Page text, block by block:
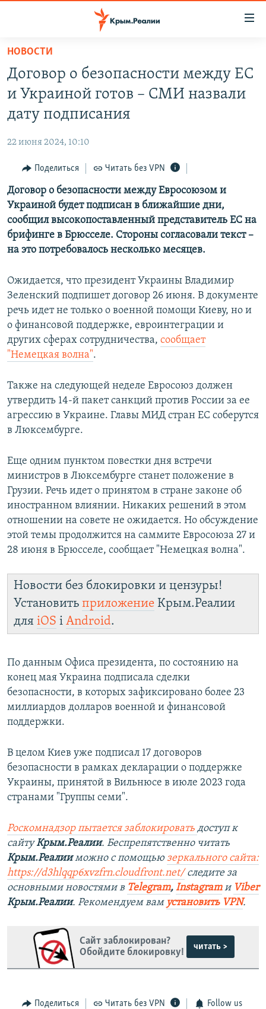
Вернуться
основному
содержанию
Вернутся
главной
Вернутся
поиску
СПЕЦПРОЕКТЫ
11 ЛЕТ ОККУПАЦИИ КРЫМА. 11 ИСТОРИЙ СОПРОТИВЛЕНИЯ
ЕЩЕ
ИНТЕРАКТИВ
ИНФОГРАФИКА
ТЕЛЕПРОЕКТ КРЫМ.РЕАЛИИ
СОВЕТЫ ПРАВОЗАЩИТНИКОВ
ПРОПАВШИЕ БЕЗ ВЕСТИ
ПОБЕДИТЕЛЕЙ НЕ СУДЯТ?
КРЫМ.НЕПОКОРЕННЫЙ
УКРАИНСКАЯ ПРОБЛЕМА КРЫМА
РАДІО СВОБОДА
КАК ОБОЙТИ БЛОКИРОВКУ
Українською
Qırımtatar
ПРИСОЕДИНЯЙТЕСЬ!
Все сайты RFE/RL
НОВОСТИ
Договор о безопасности между ЕС
и Украиной готов – СМИ назвали
дату подписания
22 июня 2024, 10:10
Поделиться Читать без VPN
Договор о безопасности между Евросоюзом и
Украиной будет подписан в ближайшие дни,
сообщил высокопоставленный представитель ЕС на
брифинге в Брюсселе. Стороны согласовали текст –
на это потребовалось несколько месяцев.
Ожидается, что президент Украины Владимир
Зеленский подпишет договор 26 июня. В документе
речь идет не только о военной помощи Киеву, но и
о финансовой поддержке, евроинтеграции и
других сферах сотрудничества, сообщает
"Немецкая волна".
Также на следующей неделе Евросоюз должен
утвердить 14-й пакет санкций против России за ее
агрессию в Украине. Главы МИД стран ЕС соберутся
в Люксембурге.
Еще одним пунктом повестки дня встречи
министров в Люксембурге станет положение в
Грузии. Речь идет о принятом в стране законе об
иностранном влиянии. Никаких решений в этом
отношении на совете не ожидается. Но обсуждение
этой темы продолжится на саммите Евросоюза 27 и
28 июня в Брюсселе, сообщает "Немецкая волна".
Новости без блокировки и цензуры!
Установить приложение Крым.Реалии
для iOS і Android.
По данным Офиса президента, по состоянию на
конец мая Украина подписала сделки
безопасности, в которых зафиксировано более 23
миллиардов долларов военной и финансовой
поддержки.
В целом Киев уже подписал 17 договоров
безопасности в рамках декларации о поддержке
Украины, принятой в Вильнюсе в июле 2023 года
странами "Группы семи".
Роскомнадзор пытается заблокировать доступ к
сайтуКрым.Реалии. Беспрепятственно читать
Крым.Реалииможно с помощью зеркального сайта:
https://d3hlqqp6xvzfrn.cloudfront.net/следите за
основными новостями в Telegram, Instagramи Viber
Крым.Реалии. Рекомендуем вам установить VPN.
Сайт заблокирован?
Обойдите блокировку!
читать >
Поделиться Читать без VPN Follow us